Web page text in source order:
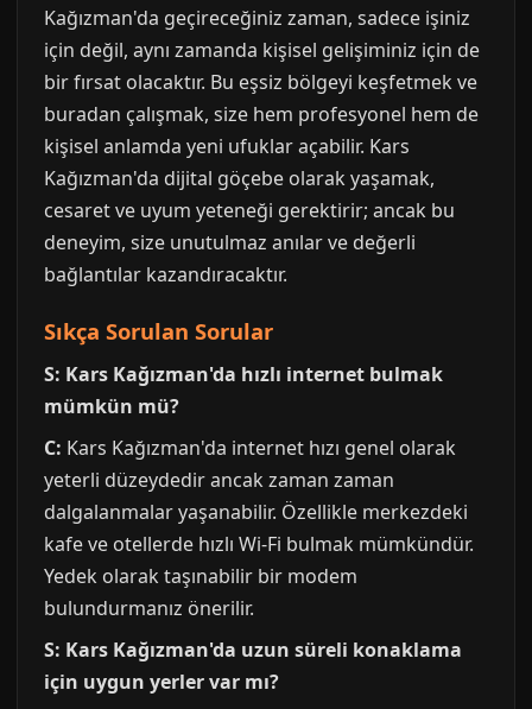
Kağızman'da geçireceğiniz zaman, sadece işiniz
için değil, aynı zamanda kişisel gelişiminiz için de
bir fırsat olacaktır. Bu eşsiz bölgeyi keşfetmek ve
buradan çalışmak, size hem profesyonel hem de
kişisel anlamda yeni ufuklar açabilir. Kars
Kağızman'da dijital göçebe olarak yaşamak,
cesaret ve uyum yeteneği gerektirir; ancak bu
deneyim, size unutulmaz anılar ve değerli
bağlantılar kazandıracaktır.
Sıkça Sorulan Sorular
S: Kars Kağızman'da hızlı internet bulmak
mümkün mü?
C: Kars Kağızman'da internet hızı genel olarak
yeterli düzeydedir ancak zaman zaman
dalgalanmalar yaşanabilir. Özellikle merkezdeki
kafe ve otellerde hızlı Wi-Fi bulmak mümkündür.
Yedek olarak taşınabilir bir modem
bulundurmanız önerilir.
S: Kars Kağızman'da uzun süreli konaklama
için uygun yerler var mı?